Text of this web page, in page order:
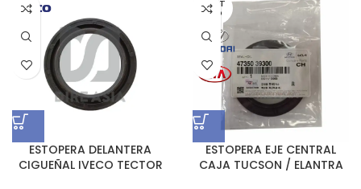
ESTOPERA DELANTERA
CIGUEÑAL IVECO TECTOR
AGOT
ADO
ESTOPERA EJE CENTRAL
CAJA TUCSON / ELANTRA